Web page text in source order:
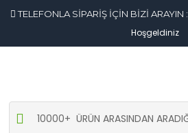
TELEFONLA SİPARİŞ İÇİN BİZİ ARAYIN :
Hoşgeldiniz